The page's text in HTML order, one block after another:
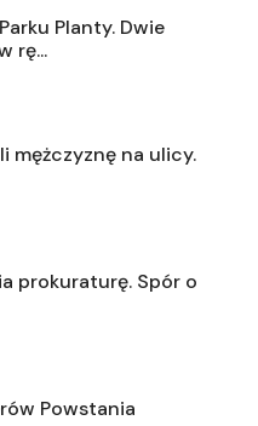
Planty. Dwie
rę...
mężczyznę na ulicy.
prokuraturę. Spór o
Powstania